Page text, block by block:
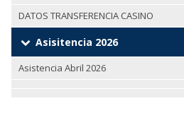
DATOS TRANSFERENCIA CASINO
Asisitencia 2026
Asistencia Abril 2026